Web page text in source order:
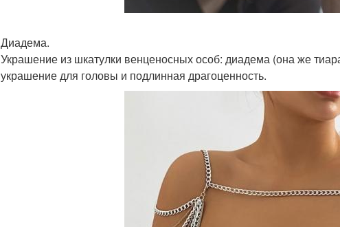
Диадема.
Украшение из шкатулки венценосных особ: диадема (она же
украшение для головы и подлинная драгоценность.